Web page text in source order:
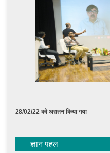
28/02/22 को अद्यतन किया गया
ज्ञान पहल